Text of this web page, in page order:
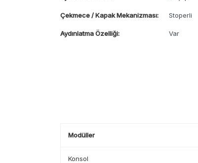
Çekmece / Kapak Mekanizması: Stoperli
Aydınlatma Özelliği: Var
Modüller
Konsol